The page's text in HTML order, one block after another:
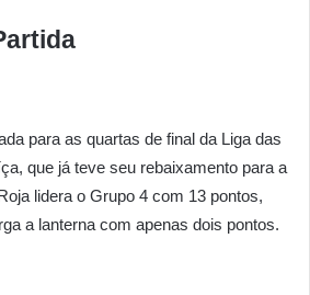
para as quartas de final da Liga das
que já teve seu rebaixamento para a
lidera o Grupo 4 com 13 pontos,
a lanterna com apenas dois pontos.